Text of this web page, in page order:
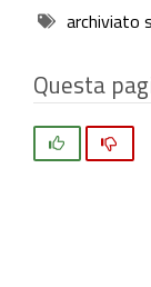
Giovedì
19
marzo
archiviato
Questa